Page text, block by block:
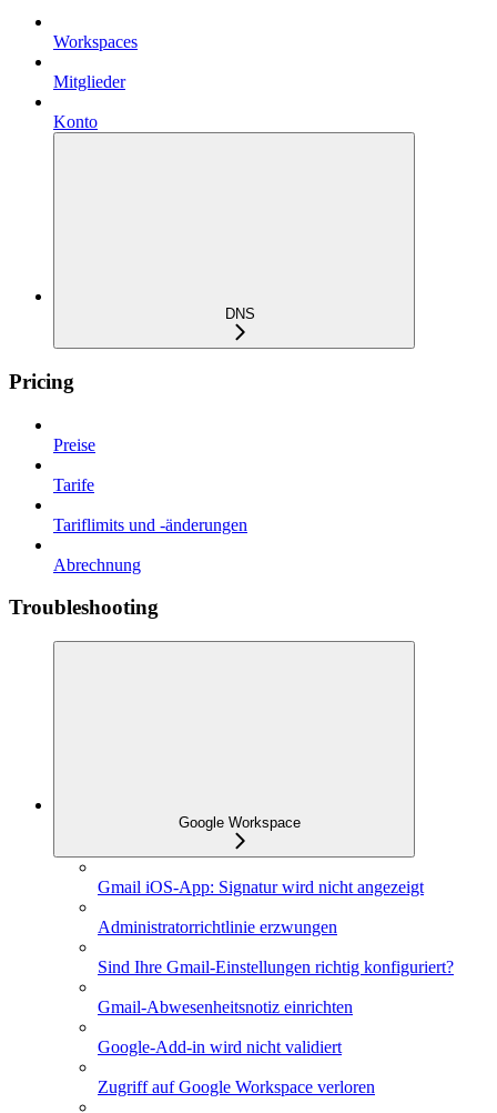
Workspaces
Mitglieder
Konto
DNS
Pricing
Preise
Tarife
Tariflimits und -änderungen
Abrechnung
Troubleshooting
Google Workspace
Gmail iOS-App: Signatur wird nicht angezeigt
Administratorrichtlinie erzwungen
Sind Ihre Gmail-Einstellungen richtig konfiguriert?
Gmail-Abwesenheitsnotiz einrichten
Google-Add-in wird nicht validiert
Zugriff auf Google Workspace verloren